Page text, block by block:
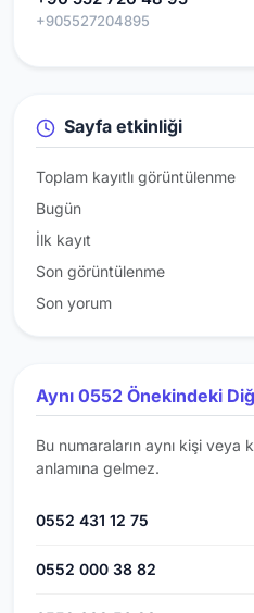
+905527204895
Sayfa etkinliği
Toplam kayıtlı görüntülenme
Bugün
İlk kayıt
Son görüntülenme
Son yorum
Aynı 0552 Önekindeki
Bu numaraların aynı kişi veya
anlamına gelmez.
0552 431 12 75
0552 000 38 82